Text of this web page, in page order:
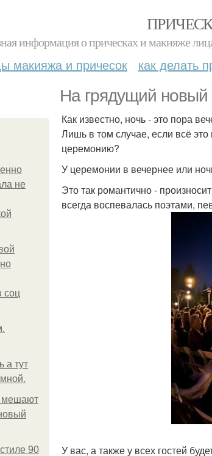
информация о прическах и макияже
макияжа и причесок как делать
На грядущий новый
не
соц
а тут
мешают
90
Как известно, ночь - это пора
Лишь в том случае, если всё
церемонию?
У церемонии в вечернее или
Это так романтично -
всегда воспевалась поэтами,
У вас, а также у всех гостей